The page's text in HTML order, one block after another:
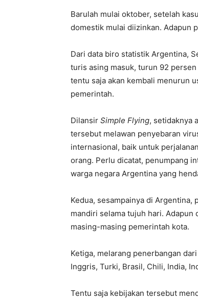
Barulah mulai oktober, setelah
domestik mulai diizinkan. Adapun
Dari data biro statistik Argentina,
turis asing masuk, turun 92
tentu saja akan kembali menurun
pemerintah.
Dilansir Simple Flying, setidaknya
tersebut melawan penyebaran
internasional, baik untuk
orang. Perlu dicatat, penumpang
warga negara Argentina yang
Kedua, sesampainya di
mandiri selama tujuh hari.
masing-masing pemerintah kota.
Ketiga, melarang penerbangan
Inggris, Turki, Brasil, Chili, India,
Tentu saja kebijakan tersebut